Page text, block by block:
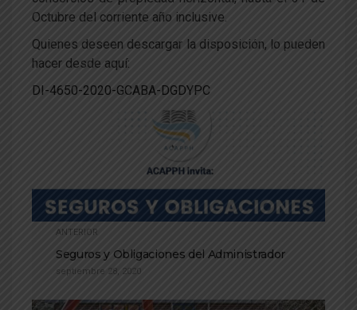
Octubre del corriente año inclusive.
Quienes deseen descargar la disposición, lo pueden
hacer desde aquí:
DI-4650-2020-GCABA-DGDYPC
ANTERIOR
Seguros y Obligaciones del Administrador
septiembre 28, 2020